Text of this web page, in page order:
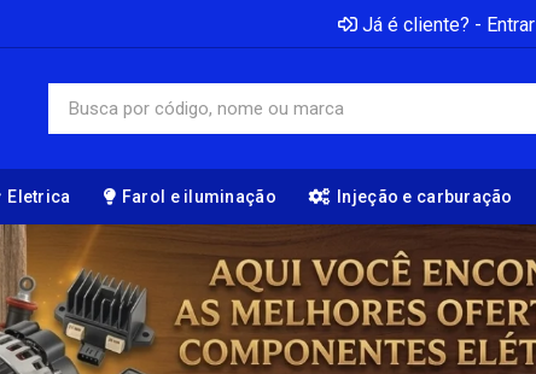
Já é cliente? - Entrar
Eletrica Farol e iluminação Injeção e carburação